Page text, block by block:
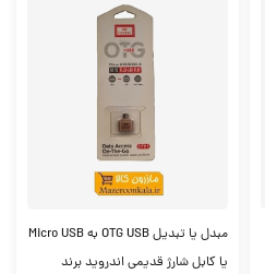
مبدل یا تبدیل OTG USB به Micro USB
یا کابل شارژ قدیمی اندروید برند